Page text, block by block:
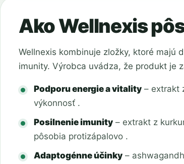
Ako Wellnexis
Wellnexis kombinuje zložky, ktoré majú
imunity. Výrobca uvádza, že produkt je
Podporu energie a vitality – extrakt
výkonnosť .
Posilnenie imunity – extrakt z
pôsobia protizápalovo .
Adaptogénne účinky –